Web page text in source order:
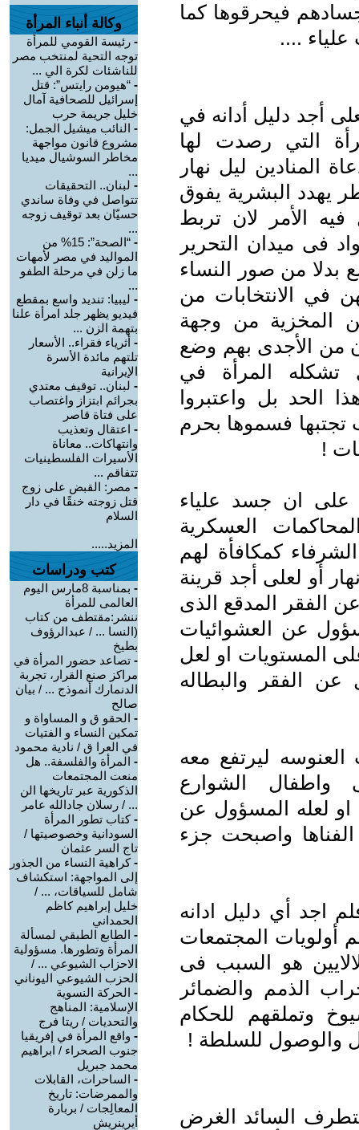
فيحرقوها كما
....
أجد دليل أدانه في
التي رصدت لها
المنادين ليل نهار
يهدد البشرية يفوق
فيه الأمر لان تربط
فى ميدان التحرير
بدلا من صور النساء
في الانتخابات من
من وجهة
من الأجدى بهم وضع
تشكله المرأة في
الحد بل واعتبروا
فسموها بحرم
!
على ان جسد علياء
العسكرية
كمكافأة لهم
أو لعلى أجد قرينة
الفقر المدقع الذى
عن العشوائيات
المستويات او لعل
عن الفقر والبطاله
ليرتفع معه
واطفال الشوارع
او لعله المسؤول عن
الفناها واصبحت جزء
اجد أي دليل ادانه
أولويات المجتمعات
هو السبب فى
الذمم والضمائر
وتملقهم للحكام
والوصول للسلطة !
السائد الغرض
وكالة أنباء المرأة
- رئيسة القومي للمرأة
توجه التحية لمنتخب مصر
للناشئات لكرة الي ...
- “هيومن رايتس”: قتل
إسرائيل للصحافية آمال
خليل جريمة حرب
- النائب ميشيل الجمل:
مشروع قانون مواجهة
مخاطر السوشيال ميديا
...
- لبنان.. التحقيقات
تتواصل في وفاة ساندي
حسيّان بعد توقيف زوجه
...
-
“الصحة”: 15% من
المواليد في مصر لأمهات
ما زلن في مرحلة الطفو
...
- ليبيا: تنديد واسع بمقطع
فيديو يظهر جلد امرأة علنا
بتهمة الزن ...
- أثرياء فقراء.. الأسعار
تلتهم مائدة الأسرة
الإيرانية
- لبنان.. توقيف معتدي
بجرائم ابتزاز واغتصاب
على فتاة قاصر
- اعتقال وتعذيب
وانتهاكات.. معاناة
الأسيرات الفلسطينيات
تتفاقم ...
- مصر: القبض على زوج
قتل زوجته خنقًا في دار
السلام
المزيد.....
كتب ودراسات
-
بمناسبة 8مارس اليوم
العالمى للمرأة
ننشر:مقتطف من كتاب
(النسا ... / عبدالرؤوف
بطيخ
- تصاعد حضور المرأة في
مراكز صنع القرار، تجربة
الدنمارك أنموذج ... / بيان
صالح
- الحقو ق و المساواة و
تمكين النساء و الفتيات
في العرا ق / نادية محمود
- المرأة والفلسفة.. هل
منعت المجتمعات
الذكورية عبر تاريخها الن
... / رسلان جادالله عامر
-كتاب تطور المرأة
السودانية وخصوصيتها /
تاج السر عثمان
-كراهية النساء من الجذور
إلى المواجهة: استكشاف
شامل للسياقات، ... /
خليل إبراهيم كاظم
الحمداني
- الطابع الطبقي لمسألة
المرأة وتطورها. مسؤولية
الاحزاب الشيوعي ... /
الحزب الشيوعي اليوناني
- الحركة النسوية
الإسلامية: المناهج
والتحديات / ريتا فرج
- واقع المرأة في إفريقيا
جنوب الصحراء / ابراهيم
محمد جبريل
- الساحرات، القابلات
والممرضات: تاريخ
المعالِجات / بربارة
أيرينريش